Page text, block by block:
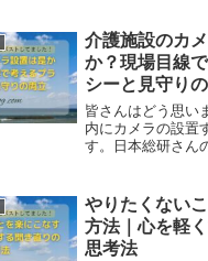
介護施設のカ
か？現場目線
シーと見守り
皆さんはどう思い
内にカメラの設置
す。日本総研さん
じられた効果は“
検証”との事。一方
慮が困難”との回答
やりたくない
方法｜心を軽
思考法